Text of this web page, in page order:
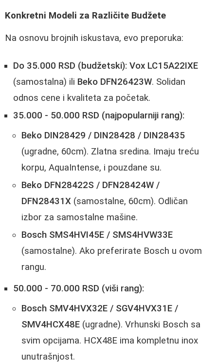
Konkretni Modeli za Različite Budžete
Na osnovu brojnih iskustava, evo preporuka:
Do 35.000 RSD (budžetski): Vox LC15A22IXE
(samostalna) ili Beko DFN26423W. Solidan
odnos cene i kvaliteta za početak.
35.000 - 50.000 RSD (najpopularniji rang):
Beko DIN28429 / DIN28428 / DIN28435
(ugradne, 60cm). Zlatna sredina. Imaju treću
korpu, AquaIntense, i pouzdane su.
Beko DFN28422S / DFN28424W /
DFN28431X (samostalne, 60cm). Odličan
izbor za samostalne mašine.
Bosch SMS4HVI45E / SMS4HVW33E
(samostalne). Ako preferirate Bosch u ovom
rangu.
50.000 - 70.000 RSD (viši rang):
Bosch SMV4HVX32E / SGV4HVX31E /
SMV4HCX48E (ugradne). Vrhunski Bosch sa
svim opcijama. HCX48E ima kompletnu inox
unutrašnjost.